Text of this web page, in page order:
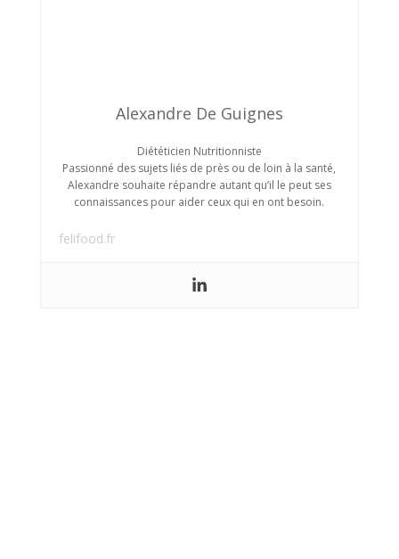
Alexandre De Guignes
Diététicien Nutritionniste
Passionné des sujets liés de près ou de loin à la santé,
Alexandre souhaite répandre autant qu’il le peut ses
connaissances pour aider ceux qui en ont besoin.
felifood.fr